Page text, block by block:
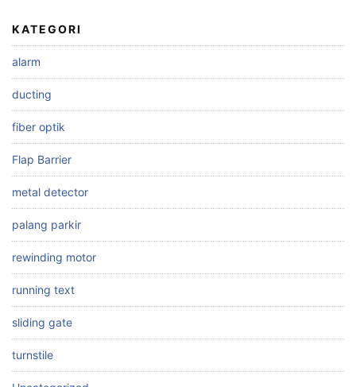
KATEGORI
alarm
ducting
fiber optik
Flap Barrier
metal detector
palang parkir
rewinding motor
running text
sliding gate
turnstile